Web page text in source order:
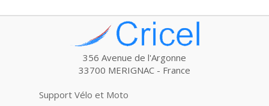
356 Avenue de l'Argonne
33700 MERIGNAC - France
Support Vélo et Moto